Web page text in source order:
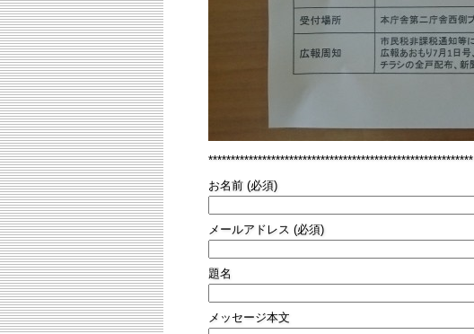
***********************************************************
お名前 (必須)
メールアドレス (必須)
題名
メッセージ本文